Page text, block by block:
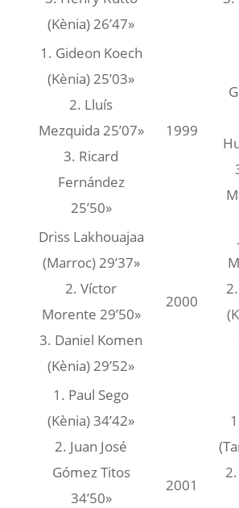
(Kènia) 26’47»
1. Gideon Koech
(Kènia) 25’03»
2. Lluís
Mezquida 25’07»
3. Ricard
Fernández
25’50»
1999
Driss Lakhouajaa
(Marroc) 29’37»
2. Víctor
Morente 29’50»
3. Daniel Komen
(Kènia) 29’52»
2000
1. Paul Sego
(Kènia) 34’42»
2. Juan José
Gómez Titos
34’50»
2001